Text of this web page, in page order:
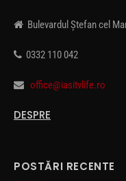
Bulevardul Ștefan cel
0332 110 042
office@iasitvlife.ro
DESPRE
POSTĂRI RECENTE